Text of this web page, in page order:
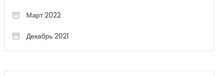
Март 2022
Декабрь 2021